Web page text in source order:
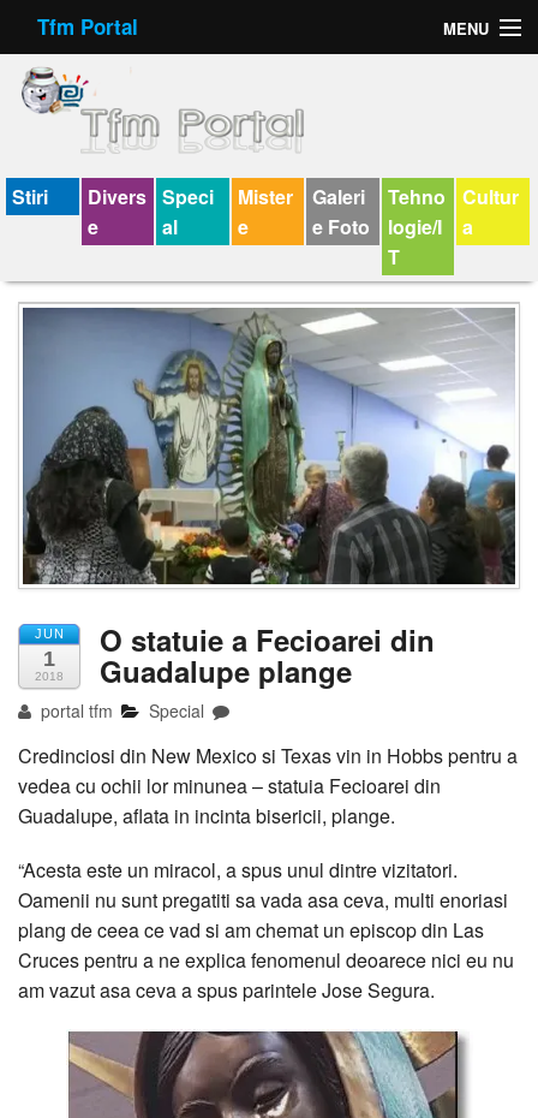
Tfm Portal MENU
Forum
Felicitari animate
Virtual Cards
Jocuri
V-chat
Stiri
Divers
e
Speci
al
Mister
e
Galeri
e Foto
Tehno
logie/I
T
Cultur
a
JUN
1
2018
O statuie a Fecioarei din
Guadalupe plange
portal tfm Special
Credinciosi din New Mexico si Texas vin in Hobbs pentru a
vedea cu ochii lor minunea – statuia Fecioarei din
Guadalupe, aflata in incinta bisericii, plange.
“Acesta este un miracol, a spus unul dintre vizitatori.
Oamenii nu sunt pregatiti sa vada asa ceva, multi enoriasi
plang de ceea ce vad si am chemat un episcop din Las
Cruces pentru a ne explica fenomenul deoarece nici eu nu
am vazut asa ceva a spus parintele Jose Segura.